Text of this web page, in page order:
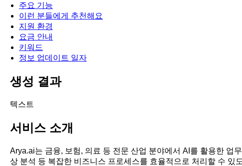
주요 기능
이런 분들에게 추천해요
지원 환경
요금 안내
키워드
정보 업데이트 일자
생성 결과
텍스트
서비스 소개
Arya.ai는 금융, 보험, 의료 등 전문 산업 분야에서 AI를 활용한 업
상 분석 등 복잡한 비즈니스 프로세스를 효율적으로 처리할 수